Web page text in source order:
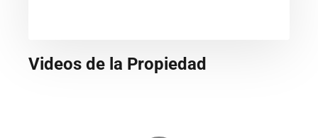
Videos de la Propiedad